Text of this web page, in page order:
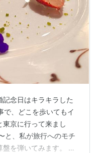
念日はキラキラした
、どこを歩いてもイ
京に行って来まし
と、私が旅行へのモチ
を弾いてみます。 例